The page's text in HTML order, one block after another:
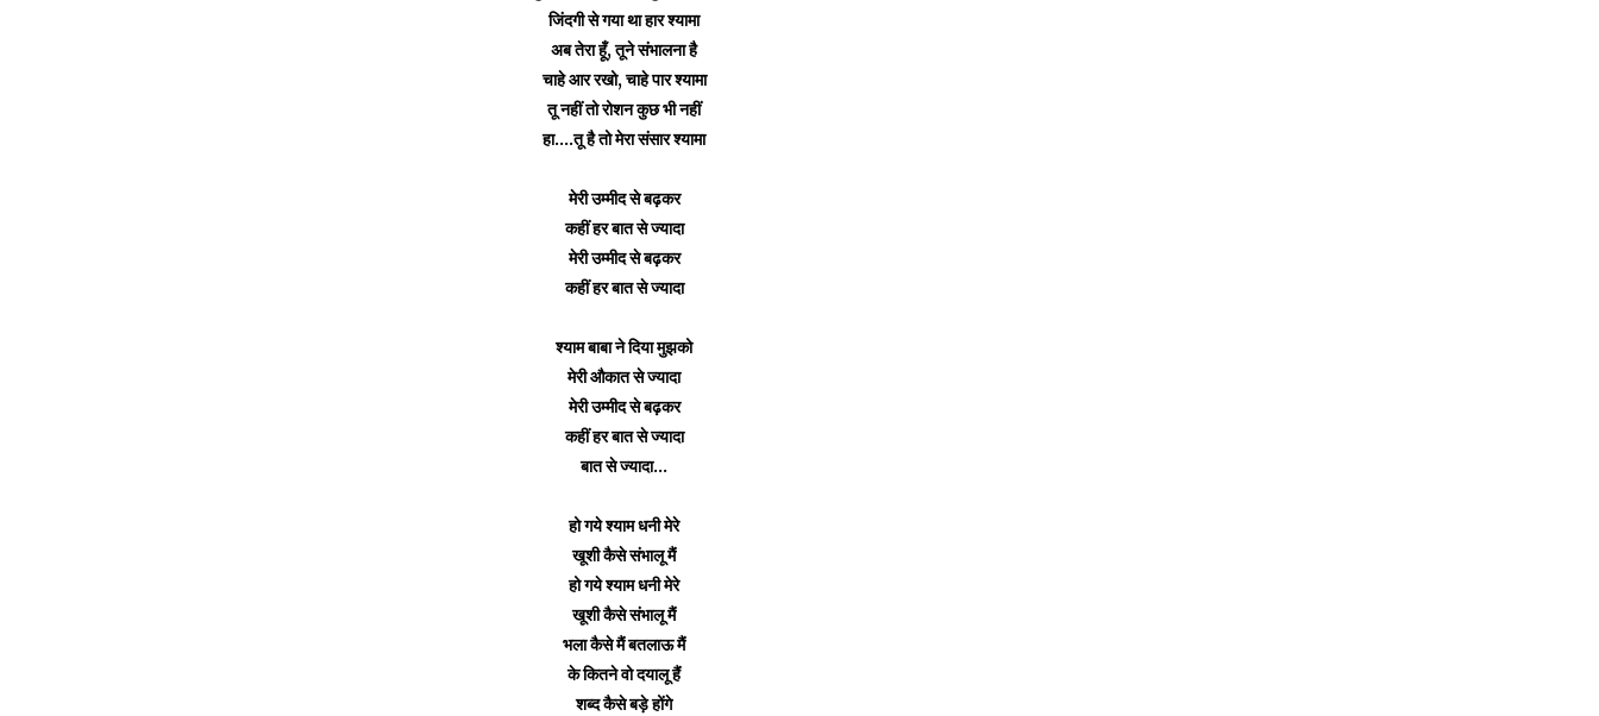
जिंदगी से गया था हार श्यामा
अब तेरा हूँ, तूने संभालना है
चाहे आर रखो, चाहे पार श्यामा
तू नहीं तो रोशन कुछ भी नहीं
हा....तू है तो मेरा संसार श्यामा
मेरी उम्मीद से बढ़कर
कहीं हर बात से ज्यादा
मेरी उम्मीद से बढ़कर
कहीं हर बात से ज्यादा
श्याम बाबा ने दिया मुझको
मेरी औकात से ज्यादा
मेरी उम्मीद से बढ़कर
कहीं हर बात से ज्यादा
बात से ज्यादा...
हो गये श्याम धनी मेरे
खूशी कैसे संभालू मैं
हो गये श्याम धनी मेरे
खूशी कैसे संभालू मैं
भला कैसे मैं बतलाऊ मैं
के कितने वो दयालू हैं
शब्द कैसे बड़े होंगे